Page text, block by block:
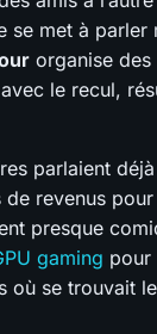
se met à
organise des
le recul,
parlaient
revenus
presque
gaming pour
où se trouvait